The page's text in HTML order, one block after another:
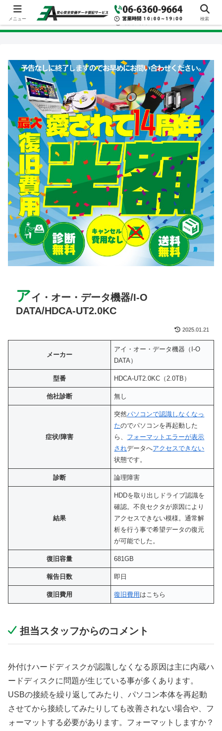
アイ・オー・データ機器/I-O
DATA/HDCA-UT2.0KC
2025.01.21
メーカー
アイ・オー・データ機器（I-O
DATA）
型番 HDCA-UT2.0KC（2.0TB）
他社診断 無し
症状/障害
突然パソコンで認識しなくなっ
たのでパソコンを再起動した
ら、 フォーマットエラーが表示
されデータへアクセスできない
状態です。
診断 論理障害
結果
HDDを取り出しドライブ認識を
確認。不良セクタが原因により
アクセスできない模様。通常解
析を行う事で希望データの復元
が可能でした。
復旧容量 681GB
報告日数 即日
復旧費用 復旧費用 はこちら
担当スタッフからのコメント
外付けハードディスクが認識しなくなる原因は主に内蔵ハ
ードディスクに問題が生じている事が多くあります。
USBの接続を繰り返してみたり、パソコン本体を再起動
させてから接続してみたりしても改善されない場合や、フ
ォーマットする必要があります。フォーマットしますか？
メニュー 検索